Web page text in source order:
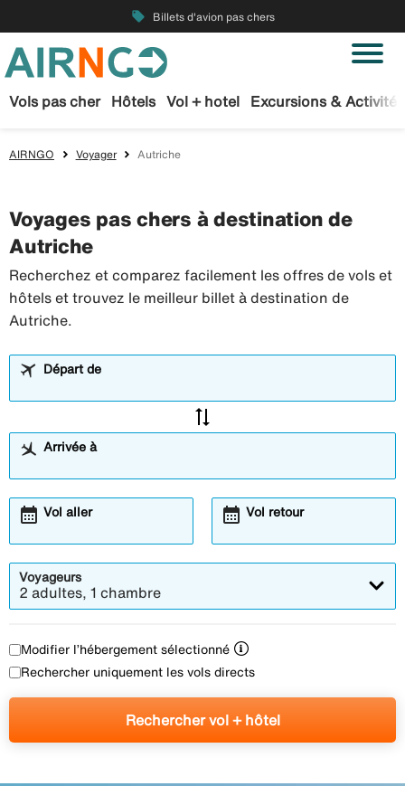
local_offer Billets d'avion pas chers
Vols pas cher Hôtels Vol + hotel Excursions & Activités
AIRNGO Voyager Autriche
Voyages pas chers à destination de
Autriche
Recherchez et comparez facilement les offres de vols et
hôtels et trouvez le meilleur billet à destination de
Autriche.
Départ de
sync_alt
Arrivée à
Vol aller
calendar_month Vol retour
calendar_month
Voyageurs
2 adultes, 1 chambre
Modifier l’hébergement sélectionné
Rechercher uniquement les vols directs
Rechercher vol + hôtel